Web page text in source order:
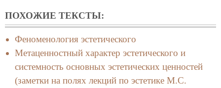
ПОХОЖИЕ ТЕКСТЫ:
Феноменология эстетического
Метаценностный характер эстетического и
системность основных эстетических ценностей
(заметки на полях лекций по эстетике М.С.